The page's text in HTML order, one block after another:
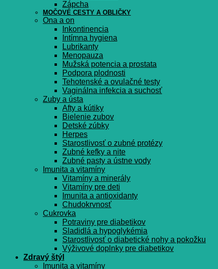
Zápcha
MOČOVÉ CESTY A OBLIČKY
Ona a on
Inkontinencia
Intímna hygiena
Lubrikanty
Menopauza
Mužská potencia a prostata
Podpora plodnosti
Tehotenské a ovulačné testy
Vaginálna infekcia a suchosť
Zuby a ústa
Afty a kútiky
Bielenie zubov
Detské zúbky
Herpes
Starostlivosť o zubné protézy
Zubné kefky a nite
Zubné pasty a ústne vody
Imunita a vitamíny
Vitamíny a minerály
Vitamíny pre deti
Imunita a antioxidanty
Chudokrvnosť
Cukrovka
Potraviny pre diabetikov
Sladidlá a hypoglykémia
Starostlivosť o diabetické nohy a pokožku
Výživové doplnky pre diabetikov
Zdravý štýl
Imunita a vitamíny